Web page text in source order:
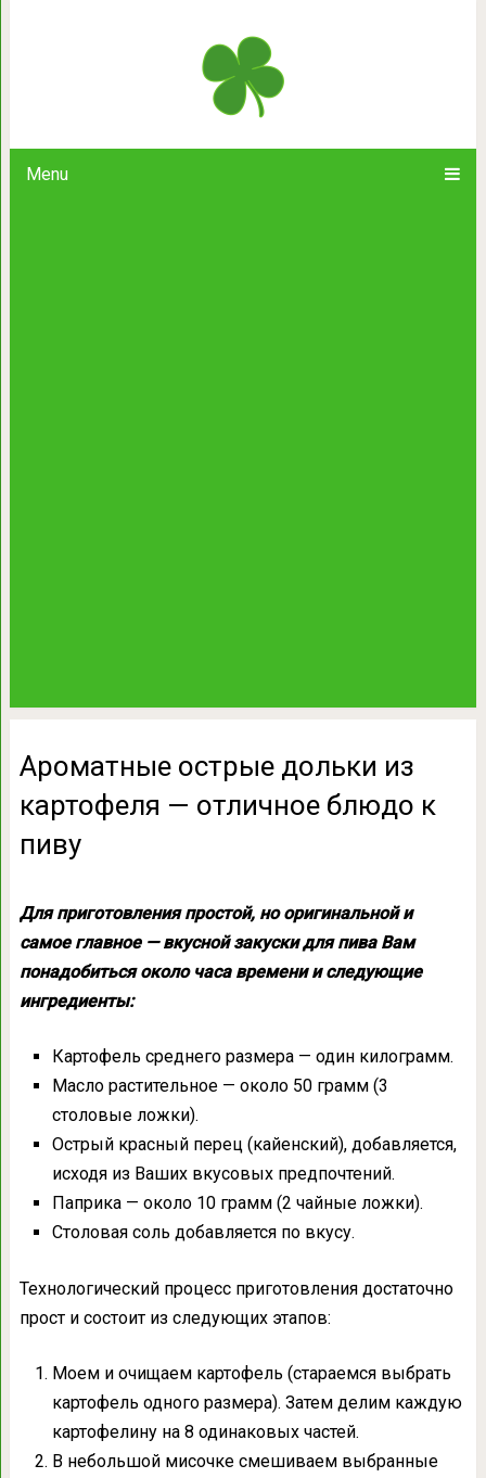
Menu
Ароматные острые дольки из
Ароматные острые дольки из
картофеля — отличное блюдо к
пиву
Для приготовления простой, но оригинальной и
самое главное — вкусной закуски для пива Вам
понадобиться около часа времени и следующие
ингредиенты:
Картофель среднего размера — один килограмм.
Масло растительное — около 50 грамм (3
столовые ложки).
Острый красный перец (кайенский), добавляется,
исходя из Ваших вкусовых предпочтений.
Паприка — около 10 грамм (2 чайные ложки).
Столовая соль добавляется по вкусу.
Технологический процесс приготовления достаточно
прост и состоит из следующих этапов:
Моем и очищаем картофель (стараемся выбрать
картофель одного размера). Затем делим каждую
картофелину на 8 одинаковых частей.
В небольшой мисочке смешиваем выбранные